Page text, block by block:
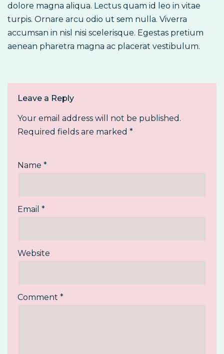
dolore magna aliqua. Lectus quam id leo in vitae
turpis. Ornare arcu odio ut sem nulla. Viverra
accumsan in nisl nisi scelerisque. Egestas pretium
aenean pharetra magna ac placerat vestibulum.
Leave a Reply
Your email address will not be published.
Required fields are marked *
Name *
Email *
Website
Comment *